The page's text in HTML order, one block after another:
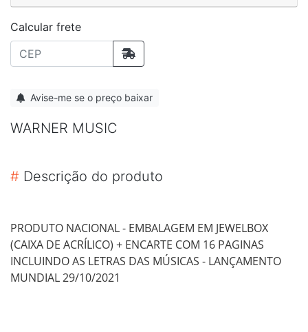
Calcular frete
Avise-me se o preço baixar
WARNER MUSIC
# Descrição do produto
PRODUTO NACIONAL - EMBALAGEM EM JEWELBOX
(CAIXA DE ACRÍLICO) + ENCARTE COM 16 PAGINAS
INCLUINDO AS LETRAS DAS MÚSICAS - LANÇAMENTO
MUNDIAL 29/10/2021